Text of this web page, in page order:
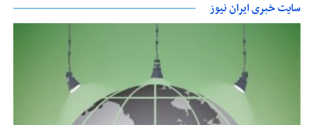
سایت خبری ایران نیوز